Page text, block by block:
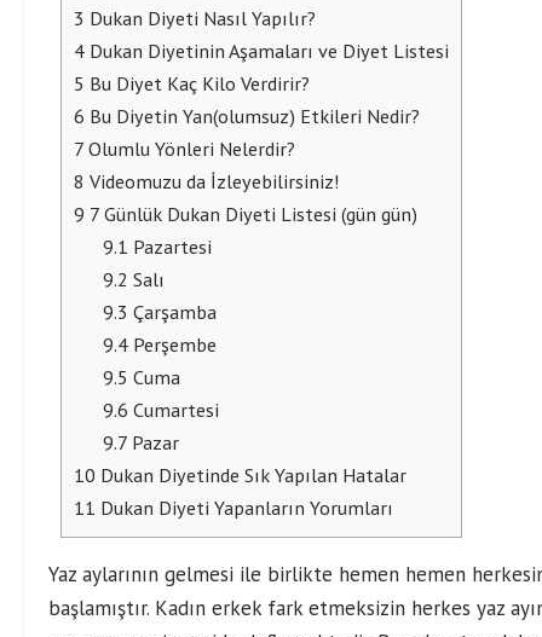
3 Dukan Diyeti Nasıl Yapılır?
4 Dukan Diyetinin Aşamaları ve Diyet Listesi
5 Bu Diyet Kaç Kilo Verdirir?
6 Bu Diyetin Yan(olumsuz) Etkileri Nedir?
7 Olumlu Yönleri Nelerdir?
8 Videomuzu da İzleyebilirsiniz!
9 7 Günlük Dukan Diyeti Listesi (gün gün)
9.1 Pazartesi
9.2 Salı
9.3 Çarşamba
9.4 Perşembe
9.5 Cuma
9.6 Cumartesi
9.7 Pazar
10 Dukan Diyetinde Sık Yapılan Hatalar
11 Dukan Diyeti Yapanların Yorumları
Yaz aylarının gelmesi ile birlikte hemen hemen
başlamıştır. Kadın erkek fark etmeksizin herkes yaz